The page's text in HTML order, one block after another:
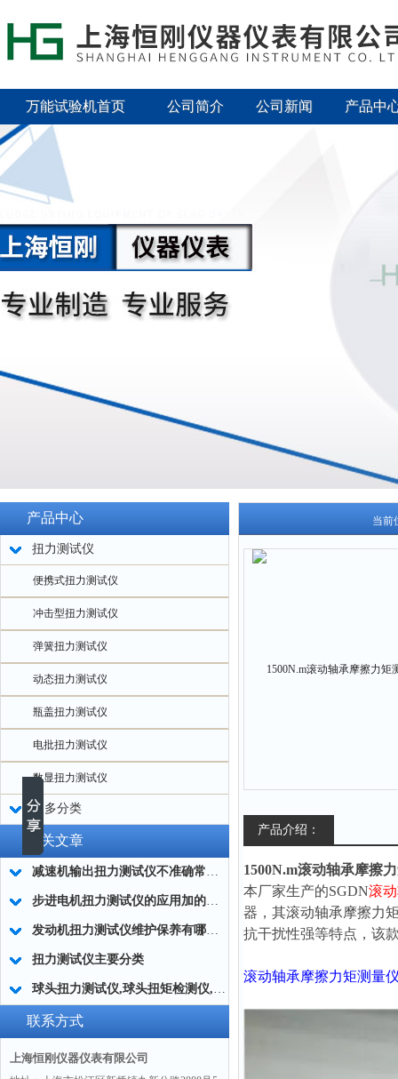
万能试验机首页 公司简介 公司新闻 产品中
产品中心
扭力测试仪
便携式扭力测试仪
冲击型扭力测试仪
弹簧扭力测试仪
动态扭力测试仪
瓶盖扭力测试仪
电批扭力测试仪
数显扭力测试仪
更多分类
相关文章
减速机输出扭力测试仪不准确常用的处理方法
步进电机扭力测试仪的应用加的广泛
发动机扭力测试仪维护保养有哪些分类?
扭力测试仪主要分类
球头扭力测试仪,球头扭矩检测仪,汽车球头旋转扭矩测定仪
联系方式
上海恒刚仪器仪表有限公司
当前
产品介绍：
1500N.m滚动轴承摩擦
本厂家生产的SGDN滚
器，其滚动轴承摩擦力
抗干扰性强等特点，该
滚动轴承摩擦力矩测量